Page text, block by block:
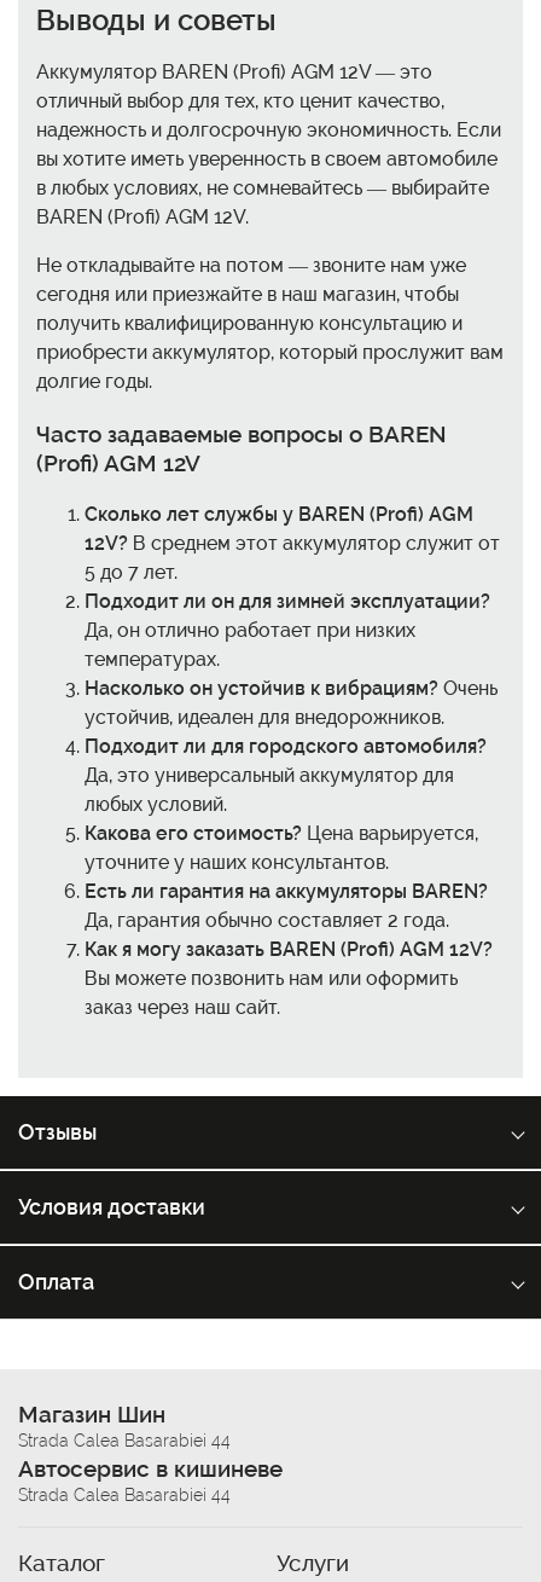
Выводы и советы
Аккумулятор BAREN (Profi) AGM 12V — это
отличный выбор для тех, кто ценит качество,
надежность и долгосрочную экономичность. Если
вы хотите иметь уверенность в своем автомобиле
в любых условиях, не сомневайтесь — выбирайте
BAREN (Profi) AGM 12V.
Не откладывайте на потом — звоните нам уже
сегодня или приезжайте в наш магазин, чтобы
получить квалифицированную консультацию и
приобрести аккумулятор, который прослужит вам
долгие годы.
Часто задаваемые вопросы о BAREN
(Profi) AGM 12V
Сколько лет службы у BAREN (Profi) AGM
12V? В среднем этот аккумулятор служит от
5 до 7 лет.
Подходит ли он для зимней эксплуатации?
Да, он отлично работает при низких
температурах.
Насколько он устойчив к вибрациям? Очень
устойчив, идеален для внедорожников.
Подходит ли для городского автомобиля?
Да, это универсальный аккумулятор для
любых условий.
Какова его стоимость? Цена варьируется,
уточните у наших консультантов.
Есть ли гарантия на аккумуляторы BAREN?
Да, гарантия обычно составляет 2 года.
Как я могу заказать BAREN (Profi) AGM 12V?
Вы можете позвонить нам или оформить
заказ через наш сайт.
Отзывы
Условия доставки
Оплата
Магазин Шин
Strada Calea Basarabiei 44
Автосервис в кишиневе
Strada Calea Basarabiei 44
Каталог Услуги